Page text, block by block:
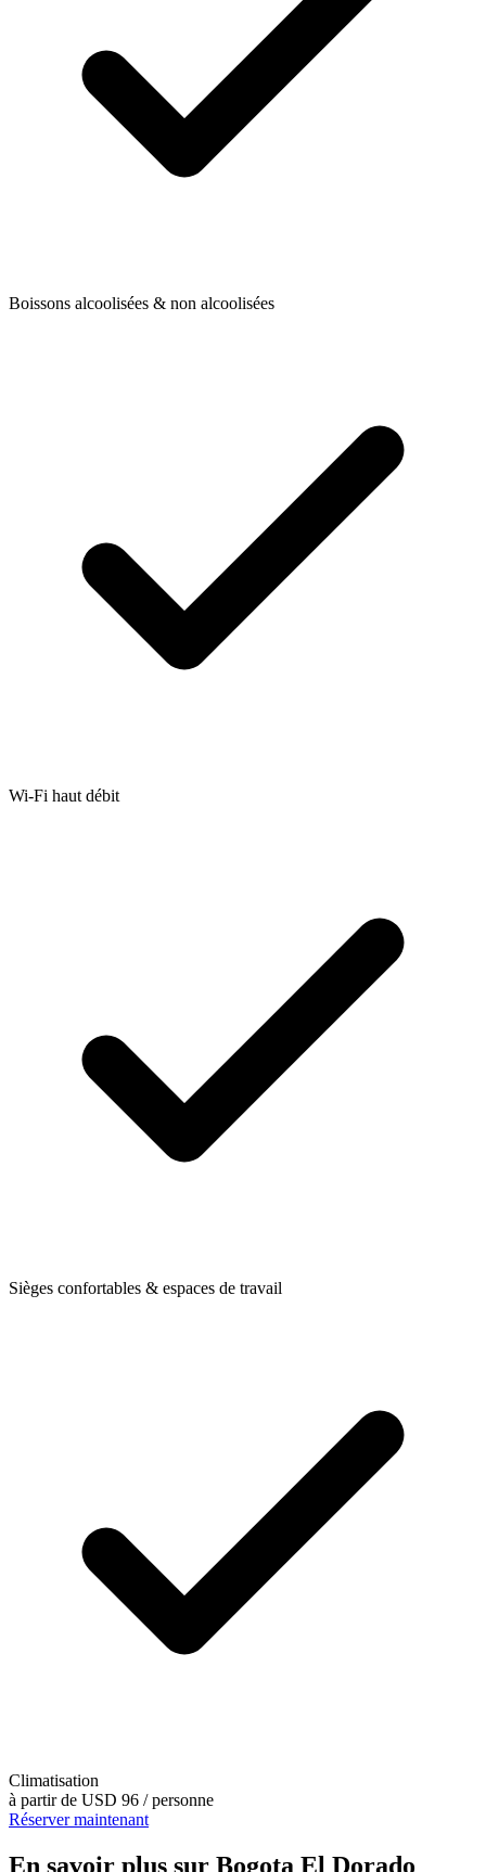
Boissons alcoolisées & non alcoolisées
Wi-Fi haut débit
Sièges confortables & espaces de travail
Climatisation
à partir de USD 96 / personne
Réserver maintenant
En savoir plus sur Bogota El Dorado